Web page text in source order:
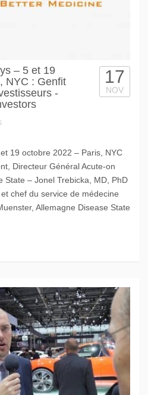
– 5 et 19
NYC : Genfit
-
17
NOV
19 octobre 2022 – Paris, NYC
Directeur Général Acute-on
State – Jonel Trebicka, MD, PhD
chef du service de médecine
Allemagne Disease State